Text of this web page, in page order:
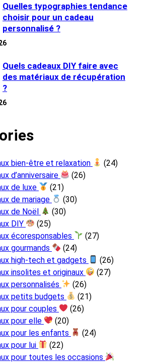
Quelles typographies tendance
choisir pour un cadeau
personnalisé ?
Quels cadeaux DIY faire avec
des matériaux de récupération
?
bien-être et relaxation
(24)
d’anniversaire
(26)
de luxe
(21)
de mariage
(30)
de Noël
(30)
DIY
(25)
écoresponsables
(27)
gourmands
(24)
high-tech et gadgets
(26)
insolites et originaux
(27)
personnalisés
(26)
petits budgets
(21)
pour couples
(26)
pour elle
(20)
pour les enfants
(24)
pour lui
(22)
pour toutes les occasions